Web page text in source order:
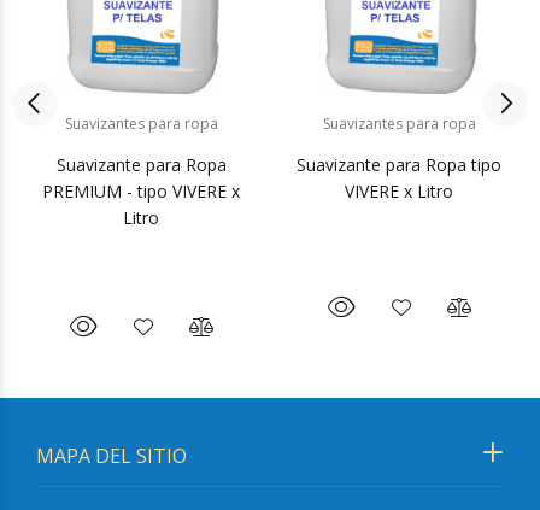
Suavizantes para ropa
Suavizante para Ropa
PREMIUM - tipo VIVERE x
Litro
Suavizantes para ropa
Suavizante para Ropa tipo
VIVERE x Litro
MAPA DEL SITIO